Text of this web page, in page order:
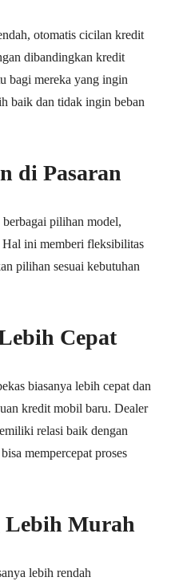
otomatis cicilan kredit
dibandingkan kredit
bagi mereka yang ingin
baik dan tidak ingin beban
di Pasaran
pilihan model,
ini memberi fleksibilitas
pilihan sesuai kebutuhan
Cepat
biasanya lebih cepat dan
kredit mobil baru. Dealer
relasi baik dengan
mempercepat proses
Lebih Murah
lebih rendah